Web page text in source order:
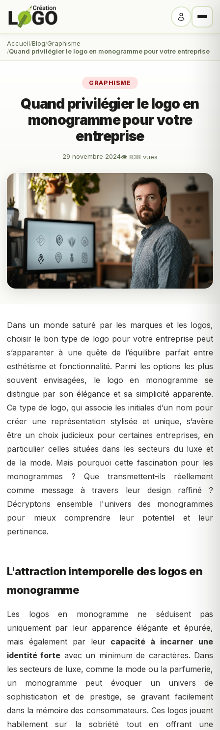
Accueil Blog Graphisme
Quand privilégier le logo en monogramme pour votre entreprise
GRAPHISME
Quand privilégier le logo en
monogramme pour votre
entreprise
29 novembre 2024👁 838 vues
Dans un monde saturé par les marques et les logos,
choisir le bon type de logo pour votre entreprise peut
s’apparenter à une quête de l’équilibre parfait entre
esthétisme et fonctionnalité. Parmi les options les plus
souvent envisagées, le logo en monogramme se
distingue par son élégance et sa simplicité apparente.
Ce type de logo, qui associe les initiales d’un nom pour
créer une représentation stylisée et unique, s’avère
être un choix judicieux pour certaines entreprises, en
particulier celles situées dans les secteurs du luxe et
de la mode. Mais pourquoi cette fascination pour les
monogrammes ? Que transmettent-ils réellement
comme message à travers leur design raffiné ?
Décryptons ensemble l'univers des monogrammes
pour mieux comprendre leur potentiel et leur
pertinence.
L'attraction intemporelle des logos en
monogramme
Les logos en monogramme ne séduisent pas
uniquement par leur apparence élégante et épurée,
mais également par leur capacité à incarner une
identité forte avec un minimum de caractères. Dans
les secteurs de luxe, comme la mode ou la parfumerie,
un monogramme peut évoquer un univers de
sophistication et de prestige, se gravant facilement
dans la mémoire des consommateurs. Ces logos jouent
habilement sur la sobriété tout en offrant une